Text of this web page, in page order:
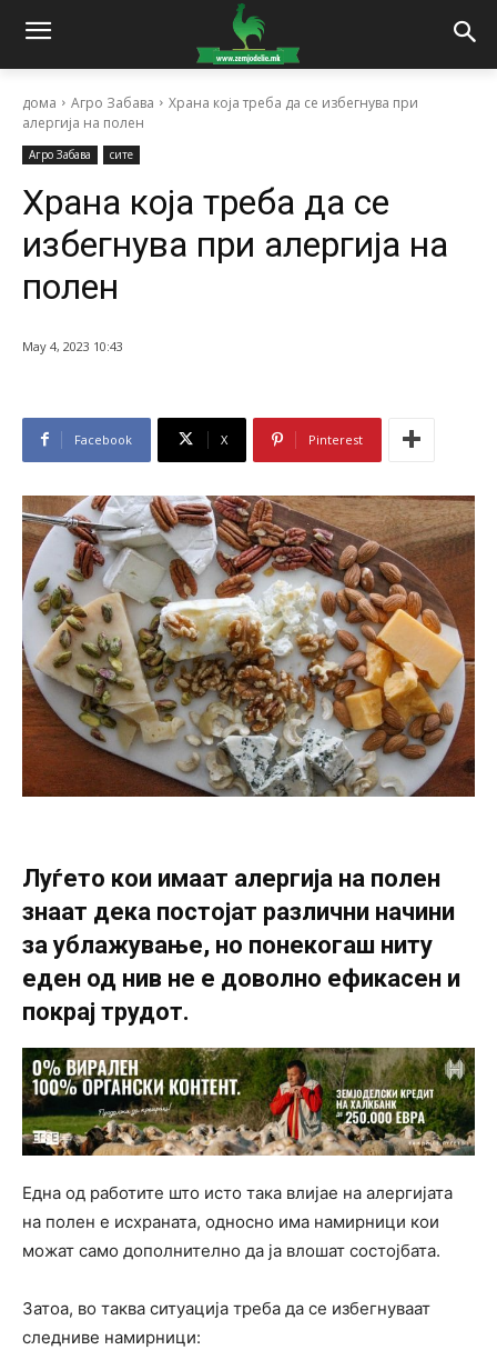
дома Агро Забава
Храна која треба да се избегнува при
алергија на полен
Агро Забава сите
Храна која треба да се
избегнува при алергија на
полен
May 4, 2023 10:43
Facebook X Pinterest
Луѓето кои имаат алергија на полен
знаат дека постојат различни начини
за ублажување, но понекогаш ниту
еден од нив не е доволно ефикасен и
покрај трудот.
Една од работите што исто така влијае на алергијата
на полен е исхраната, односно има намирници кои
можат само дополнително да ја влошат состојбата.
Затоа, во таква ситуација треба да се избегнуваат
следниве намирници: